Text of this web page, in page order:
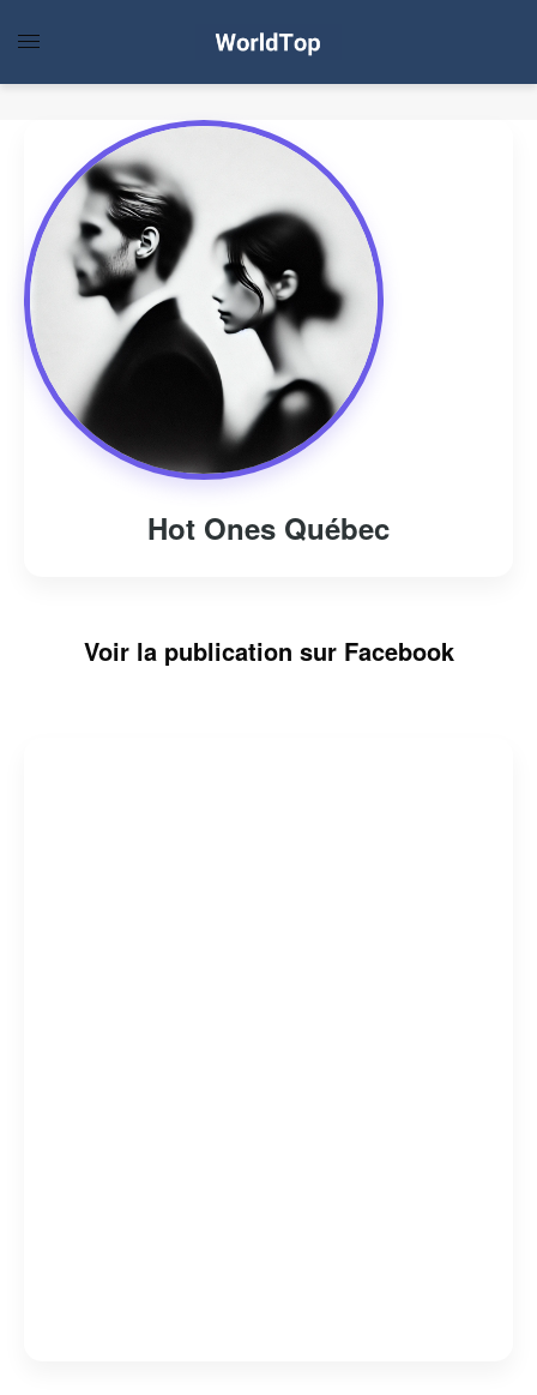
Hot Ones Québec
Voir la publication sur Facebook